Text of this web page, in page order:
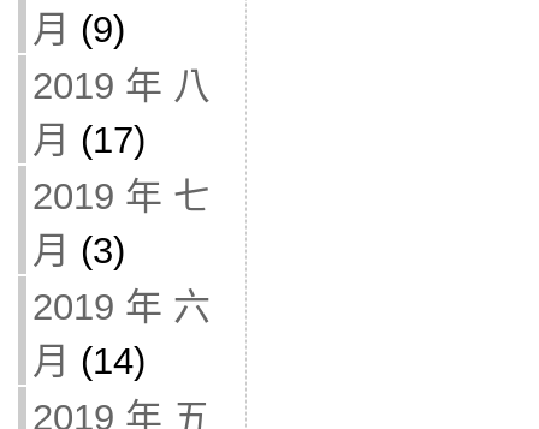
月 (9)
2019 年 八
月 (17)
2019 年 七
月 (3)
2019 年 六
月 (14)
2019 年 五